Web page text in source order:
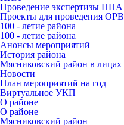
Проведение экспертизы НПА
Проекты для проведения ОРВ
100 - летие района
100 - летие района
Анонсы мероприятий
История района
Мясниковский район в лицах
Новости
План мероприятий на год
Виртуальное УКП
О районе
О районе
Мясниковский район